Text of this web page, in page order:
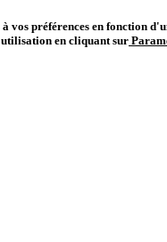
vos préférences en fonction
en cliquant sur